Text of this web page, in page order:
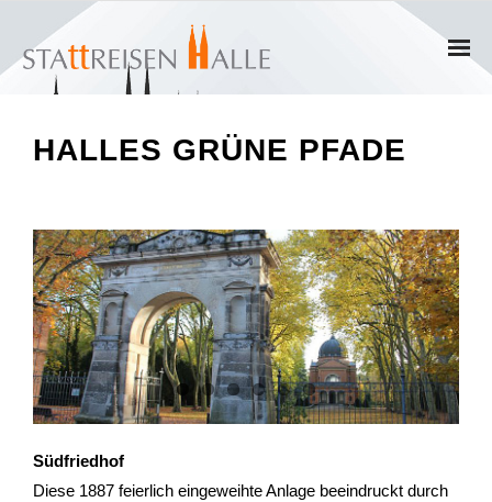
Gruppen
- Private Gruppen
- Firmengruppen
- Kinder und Jugendliche
- Erlebnisführungen & Touren
HALLES GRÜNE PFADE
Südfriedhof
Diese 1887 feierlich eingeweihte Anlage beeindruckt durch